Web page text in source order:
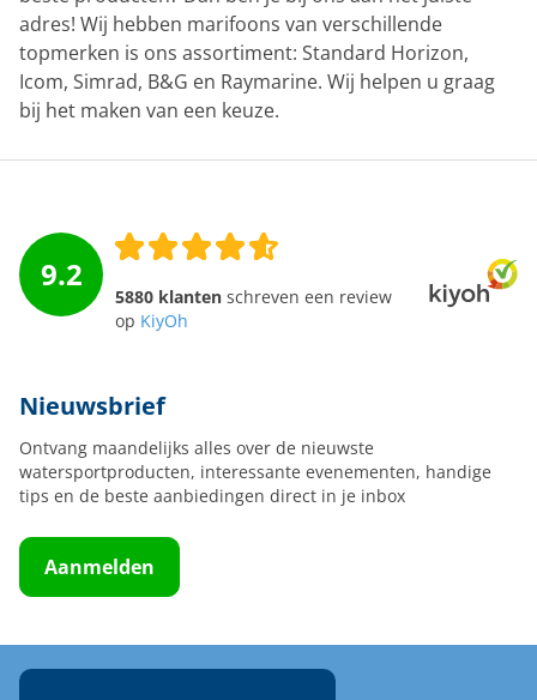
adres! Wij hebben marifoons van verschillende
topmerken is ons assortiment: Standard Horizon,
Icom, Simrad, B&G en Raymarine. Wij helpen u graag
bij het maken van een keuze.
9.2
5880 klanten schreven een review
op KiyOh
Nieuwsbrief
Ontvang maandelijks alles over de nieuwste
watersportproducten, interessante evenementen, handige
tips en de beste aanbiedingen direct in je inbox
Aanmelden